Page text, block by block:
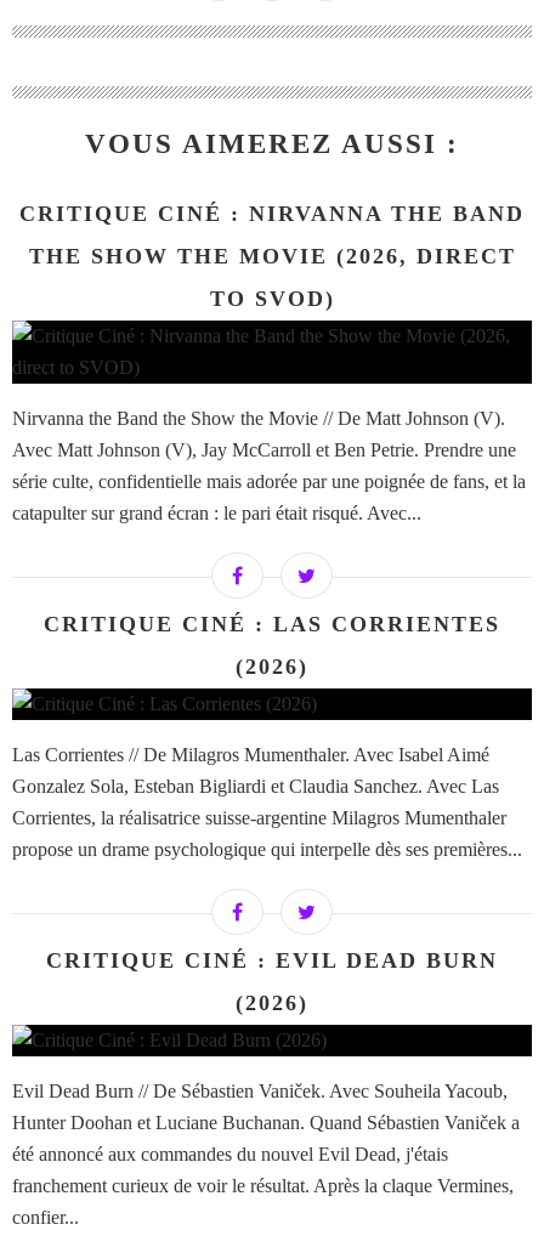
VOUS AIMEREZ AUSSI :
CRITIQUE CINÉ : NIRVANNA THE BAND
THE SHOW THE MOVIE (2026, DIRECT
TO SVOD)
Nirvanna the Band the Show the Movie // De Matt Johnson (V).
Avec Matt Johnson (V), Jay McCarroll et Ben Petrie. Prendre une
série culte, confidentielle mais adorée par une poignée de fans, et la
catapulter sur grand écran : le pari était risqué. Avec...
CRITIQUE CINÉ : LAS CORRIENTES
(2026)
Las Corrientes // De Milagros Mumenthaler. Avec Isabel Aimé
Gonzalez Sola, Esteban Bigliardi et Claudia Sanchez. Avec Las
Corrientes, la réalisatrice suisse-argentine Milagros Mumenthaler
propose un drame psychologique qui interpelle dès ses premières...
CRITIQUE CINÉ : EVIL DEAD BURN
(2026)
Evil Dead Burn // De Sébastien Vaniček. Avec Souheila Yacoub,
Hunter Doohan et Luciane Buchanan. Quand Sébastien Vaniček a
été annoncé aux commandes du nouvel Evil Dead, j'étais
franchement curieux de voir le résultat. Après la claque Vermines,
confier...